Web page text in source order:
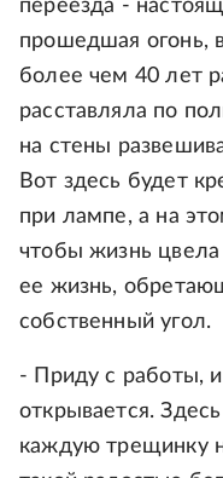
переезда -
прошедшая огонь,
более чем 40 лет
расставляла по
на стены
Вот здесь будет
при лампе, а на
чтобы жизнь
ее жизнь,
собственный угол.
- Приду с работы,
открывается.
каждую трещинку